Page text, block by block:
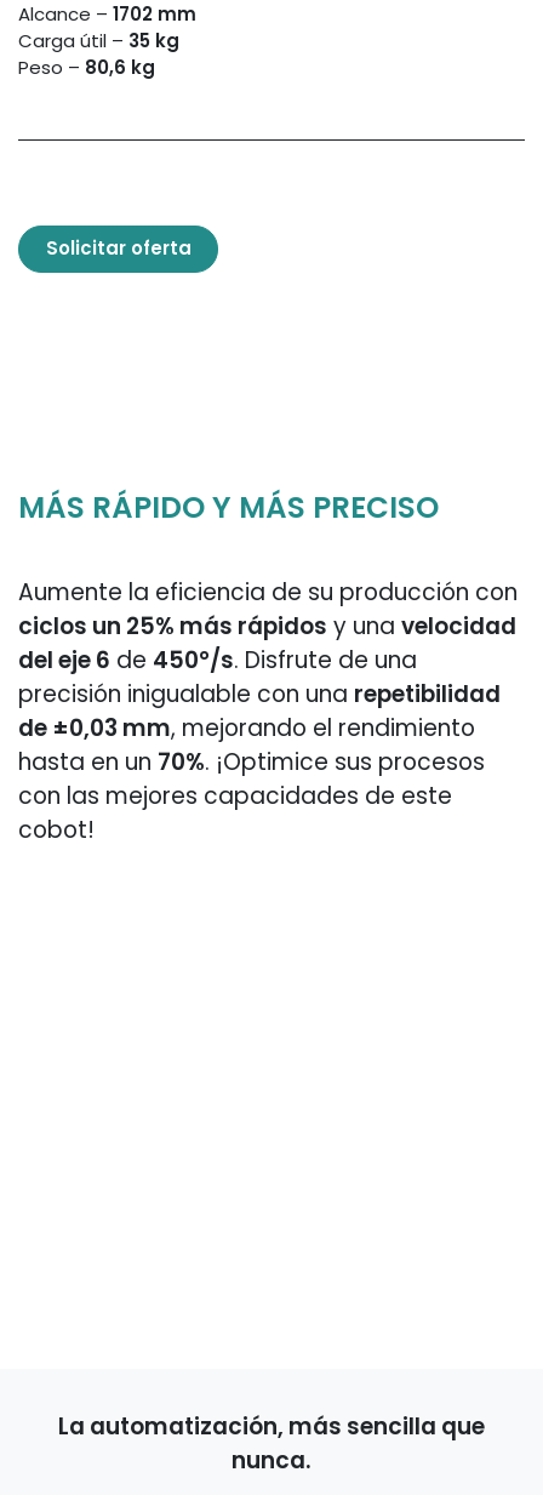
Alcance – 1702 mm
Carga útil – 35 kg
Peso – 80,6 kg
Solicitar oferta
MÁS RÁPIDO Y MÁS PRECISO
Aumente la eficiencia de su producción con
ciclos un 25% más rápidos y una velocidad
del eje 6 de 450°/s. Disfrute de una
precisión inigualable con una repetibilidad
de ±0,03 mm, mejorando el rendimiento
hasta en un 70%. ¡Optimice sus procesos
con las mejores capacidades de este
cobot!
La automatización, más sencilla que
nunca.